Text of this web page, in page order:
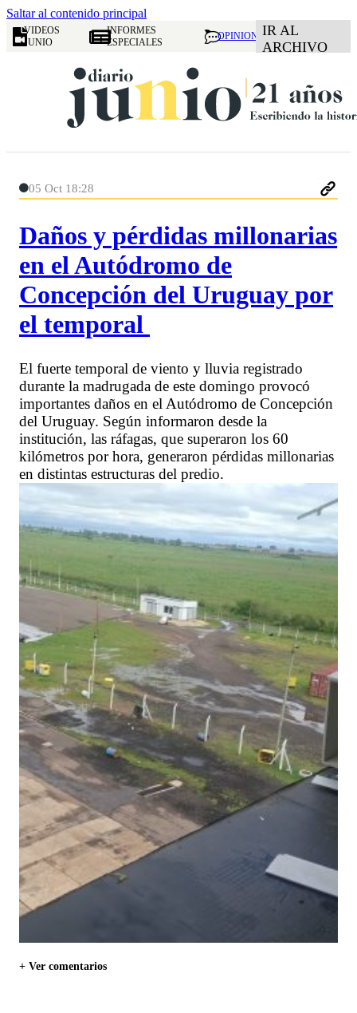
Saltar al contenido principal
VIDEOS
JUNIO
INFORMES
ESPECIALES
OPINION IR AL
ARCHIVO
05 Oct 18:28
Daños y pérdidas millonarias
en el Autódromo de
Concepción del Uruguay por
el temporal
El fuerte temporal de viento y lluvia registrado
durante la madrugada de este domingo provocó
importantes daños en el Autódromo de Concepción
del Uruguay. Según informaron desde la
institución, las ráfagas, que superaron los 60
kilómetros por hora, generaron pérdidas millonarias
en distintas estructuras del predio.
+ Ver comentarios